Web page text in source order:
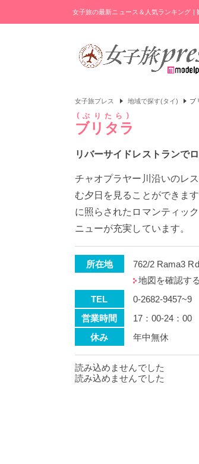
女子旅の最新ニュース＆人気ランキング |
女子旅プレス 地域で探す(タイ) ブ
ブリタラ
ぶりたら
リバーサイドレストランで
チャオプラヤー川沿いのレ
む夕日を見ることができま
に照らされたロマンティッ
ニューが充実しています。
所在地
762/2 Rama3
地図を確認する
TEL
0-2682-9457~9
営業時間
17：00-24：00
休み
年中無休
読み込めませんでした
読み込めませんでした